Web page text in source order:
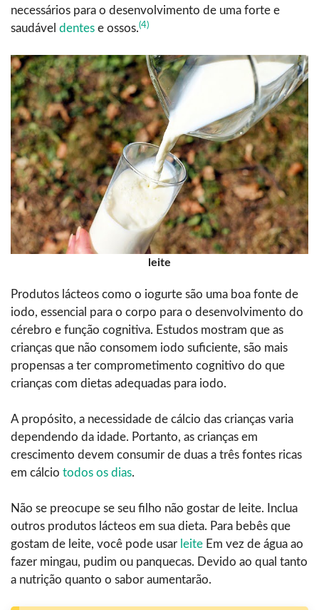
necessários para o desenvolvimento de uma forte e
saudável dentes e ossos.(4)
leite
Produtos lácteos como o iogurte são uma boa fonte de
iodo, essencial para o corpo para o desenvolvimento do
cérebro e função cognitiva. Estudos mostram que as
crianças que não consomem iodo suficiente, são mais
propensas a ter comprometimento cognitivo do que
crianças com dietas adequadas para iodo.
A propósito, a necessidade de cálcio das crianças varia
dependendo da idade. Portanto, as crianças em
crescimento devem consumir de duas a três fontes ricas
em cálcio todos os dias.
Não se preocupe se seu filho não gostar de leite. Inclua
outros produtos lácteos em sua dieta. Para bebês que
gostam de leite, você pode usar leite Em vez de água ao
fazer mingau, pudim ou panquecas. Devido ao qual tanto
a nutrição quanto o sabor aumentarão.